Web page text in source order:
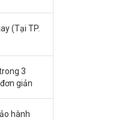
(Tại TP.
3
giản
hành